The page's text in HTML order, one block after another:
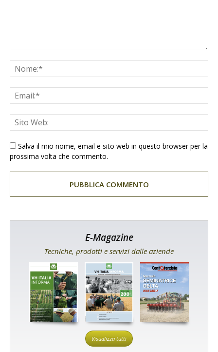
Salva il mio nome, email e sito web in questo browser per la
prossima volta che commento.
E-Magazine
Tecniche, prodotti e servizi dalle aziende
Visualizza tutti